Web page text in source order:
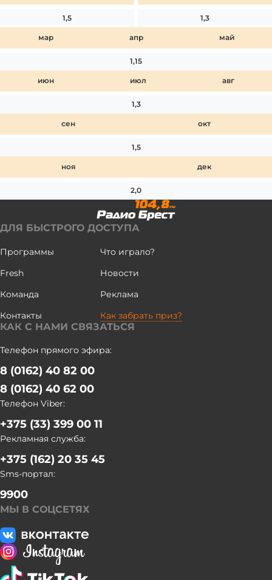
1,5 1,3
мар апр май
1,15
июн июл авг
1,3
сен окт
1,5
ноя дек
2,0
ДЛЯ БЫСТРОГО ДОСТУПА
Программы
Что играло?
Fresh
Новости
Команда
Реклама
Контакты
Как забрать приз?
КАК С НАМИ СВЯЗАТЬСЯ
Телефон прямого эфира:
8 (0162) 40 82 00
8 (0162) 40 62 00
Телефон Viber:
+375 (33) 399 00 11
Рекламная служба:
+375 (162) 20 35 45
Sms-портал:
9900
МЫ В СОЦСЕТЯХ